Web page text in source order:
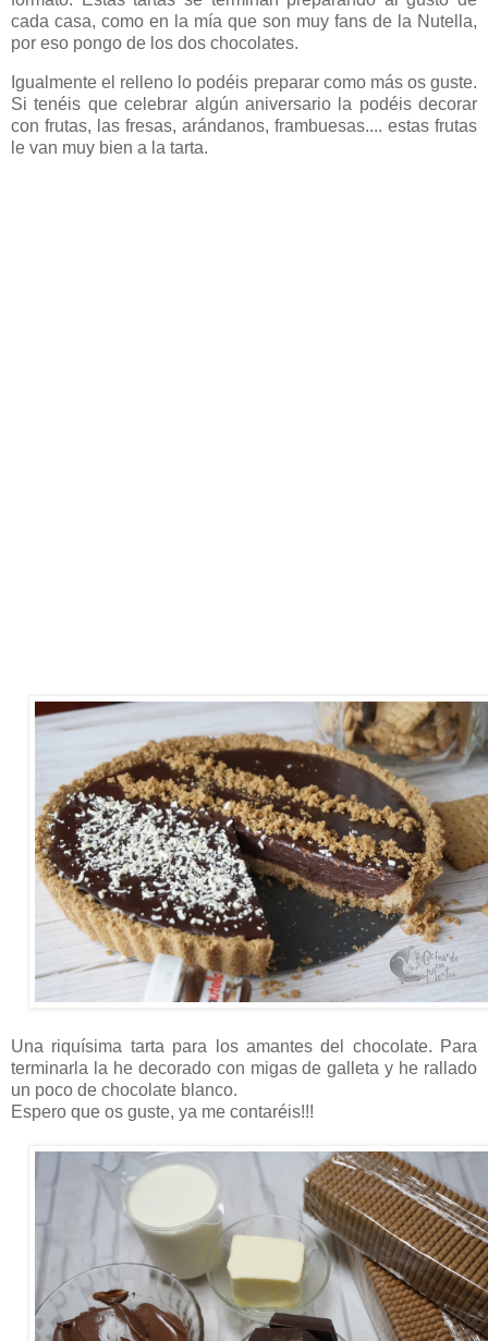
cada casa, como en la mía que son muy fans de la Nutella,
por eso pongo de los dos chocolates.
Igualmente el relleno lo podéis preparar como más os guste.
Si tenéis que celebrar algún aniversario la podéis decorar
con frutas, las fresas, arándanos, frambuesas.... estas frutas
le van muy bien a la tarta.
Una riquísima tarta para los amantes del chocolate. Para
terminarla la he decorado con migas de galleta y he rallado
un poco de chocolate blanco.
Espero que os guste, ya me contaréis!!!